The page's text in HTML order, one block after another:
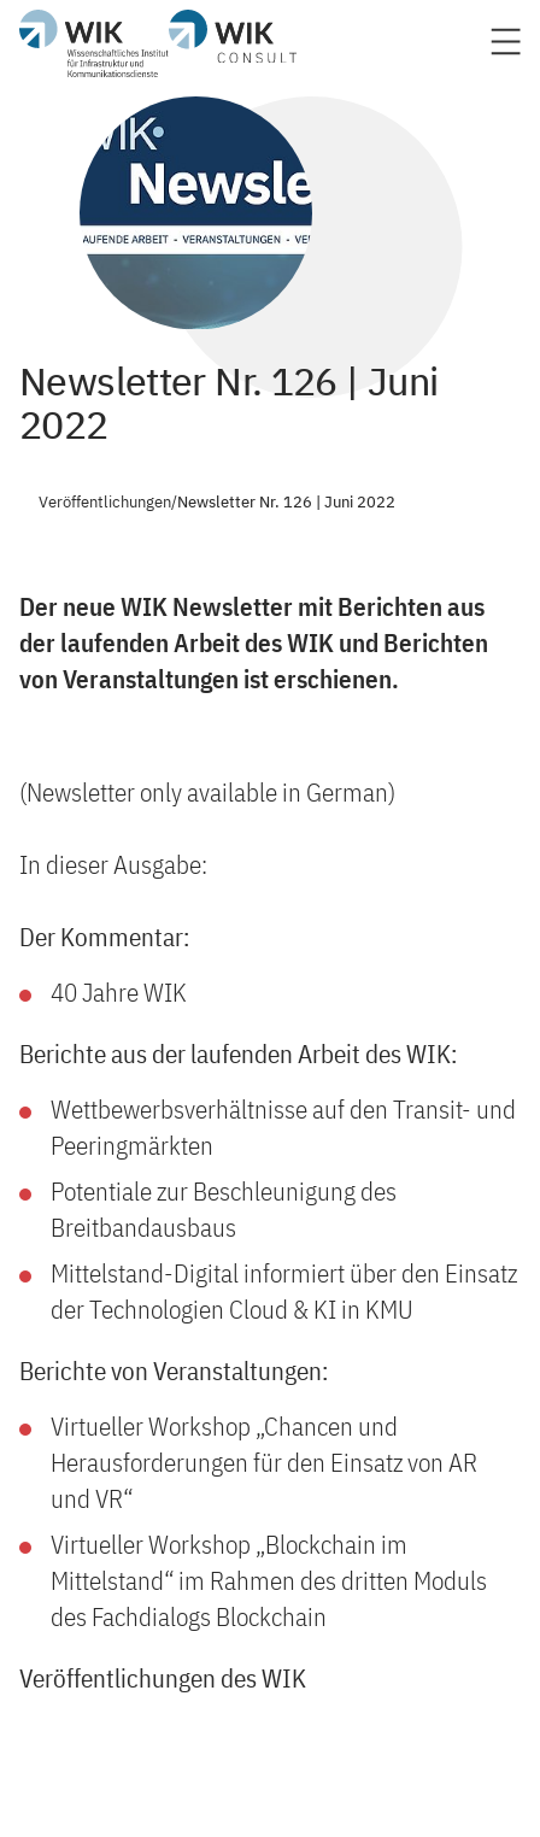
Newsletter Nr. 126 | Juni
2022
Veröffentlichungen/Newsletter Nr. 126 | Juni 2022
Der neue WIK Newsletter mit Berichten aus
der laufenden Arbeit des WIK und Berichten
von Veranstaltungen ist erschienen.
(Newsletter only available in German)
In dieser Ausgabe:
Der Kommentar:
40 Jahre WIK
Berichte aus der laufenden Arbeit des WIK:
Wettbewerbsverhältnisse auf den Transit- und
Peeringmärkten
Potentiale zur Beschleunigung des
Breitbandausbaus
Mittelstand-Digital informiert über den Einsatz
der Technologien Cloud & KI in KMU
Berichte von Veranstaltungen:
Virtueller Workshop „Chancen und
Herausforderungen für den Einsatz von AR
und VR“
Virtueller Workshop „Blockchain im
Mittelstand“ im Rahmen des dritten Moduls
des Fachdialogs Blockchain
Veröffentlichungen des WIK